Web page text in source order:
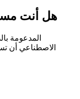
هل أنت
الاصطناعي أن